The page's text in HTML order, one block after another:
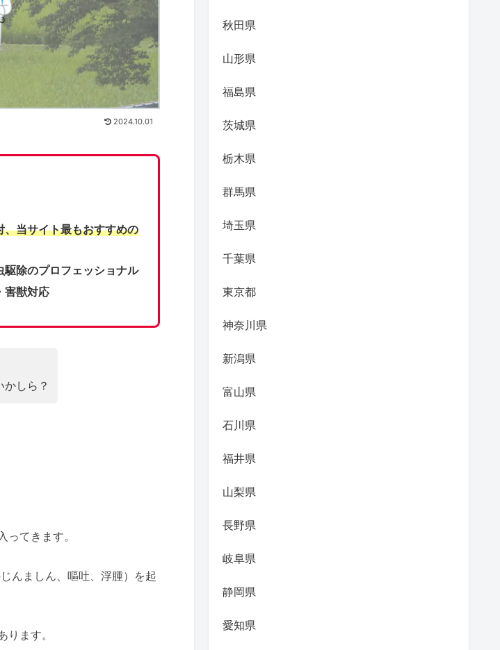
2024.10.01
、当サイト最もおすすめの
駆除のプロフェッショナル
害獣対応
しら？
てきます。
んましん、嘔吐、浮腫）を起
ます。
秋田県
山形県
福島県
茨城県
栃木県
群馬県
埼玉県
千葉県
東京都
神奈川県
新潟県
富山県
石川県
福井県
山梨県
長野県
岐阜県
静岡県
愛知県